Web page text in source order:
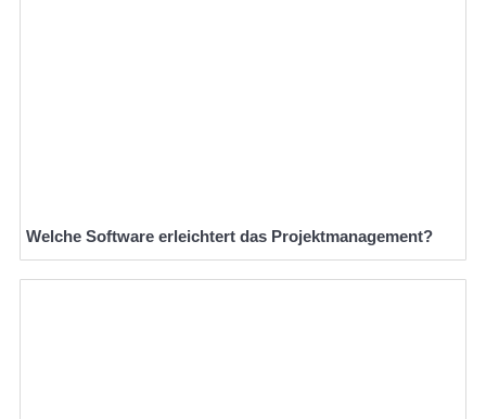
Welche Software erleichtert das Projektmanagement?